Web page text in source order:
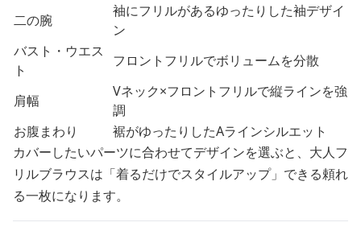
二の腕
袖にフリルがあるゆったりした袖デザイ
ン
バスト・ウエス
ト
フロントフリルでボリュームを分散
肩幅
Vネック×フロントフリルで縦ラインを強
調
お腹まわり
裾がゆったりしたAラインシルエット
カバーしたいパーツに合わせてデザインを選ぶと、大人フ
リルブラウスは「着るだけでスタイルアップ」できる頼れ
る一枚になります。